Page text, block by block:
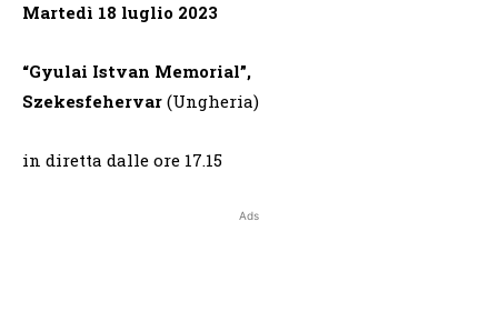
Martedì 18 luglio 2023
“Gyulai Istvan Memorial”,
Szekesfehervar (Ungheria)
in diretta dalle ore 17.15
Ads